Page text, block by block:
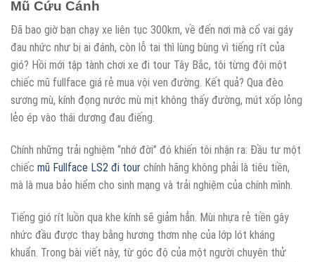
Mũ Cứu Cánh
Đã bao giờ bạn chạy xe liên tục 300km, về đến nơi mà cổ vai gáy
đau nhức như bị ai đánh, còn lỗ tai thì lùng bùng vì tiếng rít của
gió? Hồi mới tập tành chơi xe đi tour Tây Bắc, tôi từng đội một
chiếc mũ fullface giá rẻ mua vội ven đường. Kết quả? Qua đèo
sương mù, kính đọng nước mù mịt không thấy đường, mút xốp lỏng
lẻo ép vào thái dương đau điếng.
Chính những trải nghiệm “nhớ đời” đó khiến tôi nhận ra: Đầu tư một
chiếc mũ Fullface LS2 đi tour chính hãng không phải là tiêu tiền,
mà là mua bảo hiểm cho sinh mạng và trải nghiệm của chính mình.
Tiếng gió rít luồn qua khe kính sẽ giảm hẳn. Mùi nhựa rẻ tiền gây
nhức đầu được thay bằng hương thơm nhẹ của lớp lót kháng
khuẩn. Trong bài viết này, từ góc độ của một người chuyên thử